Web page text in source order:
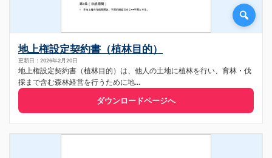
地上権設定契約書（植林目的）
更新日：2026年2月20日
地上権設定契約書（植林目的）は、他人の土地に植林を行い、育林・伐
採まで含む森林経営を行うために地...
ダウンロードページへ